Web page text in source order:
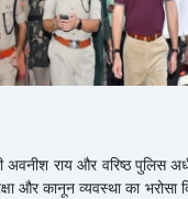
अवनीश राय और वरिष्ठ पुलिस
और कानून व्यवस्था का भरोसा